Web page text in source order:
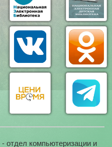
отдел компьютеризации и